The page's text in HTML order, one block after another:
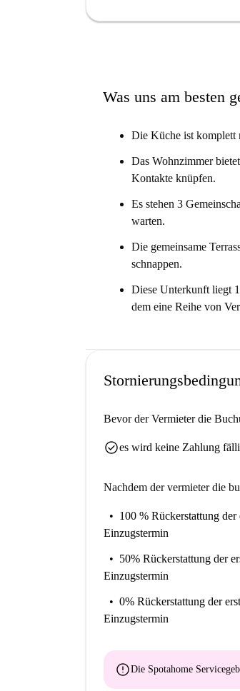
Umgebung und die
Was uns am besten
Die Küche ist komplett
Das Wohnzimmer
Kontakte knüpfen.
Es stehen 3
warten.
Die gemeinsame
schnappen.
Diese Unterkunft liegt
dem eine Reihe von
Bevor der Vermieter die
check_circlees wird keine Zahlung
Nachdem der vermieter die
100 % Rückerstattung
Einzugstermin
50% Rückerstattung der
Einzugstermin
0% Rückerstattung der
Einzugstermin
errorDie Spotahome